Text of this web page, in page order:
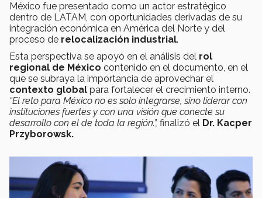
México fue presentado como un actor estratégico
dentro de LATAM, con oportunidades derivadas de su
integración económica en América del Norte y del
proceso de relocalización industrial.
Esta perspectiva se apoyó en el análisis del rol
regional de México contenido en el documento, en el
que se subraya la importancia de aprovechar el
contexto global para fortalecer el crecimiento interno.
“El reto para México no es solo integrarse, sino liderar con
instituciones fuertes y con una visión que conecte su
desarrollo con el de toda la región.”, finalizó el Dr. Kacper
Przyborowsk.